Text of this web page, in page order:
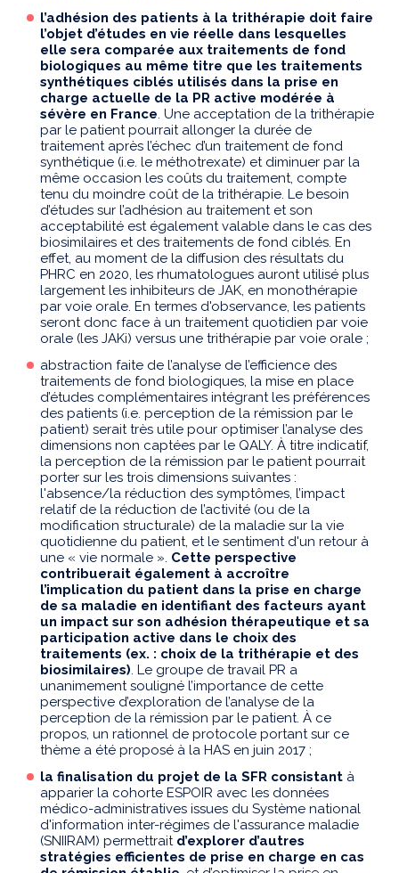
l’adhésion des patients à la trithérapie doit faire
l’objet d’études en vie réelle dans lesquelles
elle sera comparée aux traitements de fond
biologiques au même titre que les traitements
synthétiques ciblés utilisés dans la prise en
charge actuelle de la PR active modérée à
sévère en France. Une acceptation de la trithérapie
par le patient pourrait allonger la durée de
traitement après l’échec d’un traitement de fond
synthétique (i.e. le méthotrexate) et diminuer par la
même occasion les coûts du traitement, compte
tenu du moindre coût de la trithérapie. Le besoin
d’études sur l’adhésion au traitement et son
acceptabilité est également valable dans le cas des
biosimilaires et des traitements de fond ciblés. En
effet, au moment de la diffusion des résultats du
PHRC en 2020, les rhumatologues auront utilisé plus
largement les inhibiteurs de JAK, en monothérapie
par voie orale. En termes d'observance, les patients
seront donc face à un traitement quotidien par voie
orale (les JAKi) versus une trithérapie par voie orale ;
abstraction faite de l’analyse de l’efficience des
traitements de fond biologiques, la mise en place
d’études complémentaires intégrant les préférences
des patients (i.e. perception de la rémission par le
patient) serait très utile pour optimiser l’analyse des
dimensions non captées par le QALY. À titre indicatif,
la perception de la rémission par le patient pourrait
porter sur les trois dimensions suivantes :
l'absence/la réduction des symptômes, l’impact
relatif de la réduction de l’activité (ou de la
modification structurale) de la maladie sur la vie
quotidienne du patient, et le sentiment d'un retour à
une « vie normale ». Cette perspective
contribuerait également à accroître
l’implication du patient dans la prise en charge
de sa maladie en identifiant des facteurs ayant
un impact sur son adhésion thérapeutique et sa
participation active dans le choix des
traitements (ex. : choix de la trithérapie et des
biosimilaires). Le groupe de travail PR a
unanimement souligné l’importance de cette
perspective d’exploration de l’analyse de la
perception de la rémission par le patient. À ce
propos, un rationnel de protocole portant sur ce
thème a été proposé à la HAS en juin 2017 ;
la finalisation du projet de la SFR consistant à
apparier la cohorte ESPOIR avec les données
médico-administratives issues du Système national
d'information inter-régimes de l'assurance maladie
(SNIIRAM) permettrait d’explorer d’autres
stratégies efficientes de prise en charge en cas